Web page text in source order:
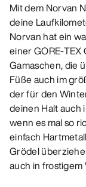
Mit dem Norvan
deine
Norvan hat ein
einer GORE-
Gamaschen, die
Füße auch im
der für den
deinen Halt auch
wenn es mal so
einfach
Grödel
auch in